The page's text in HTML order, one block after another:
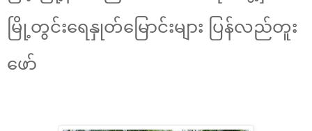
မြို့တွင်းရေနှုတ်မြောင်းများ ပြန်လည်တူး
ဖော်